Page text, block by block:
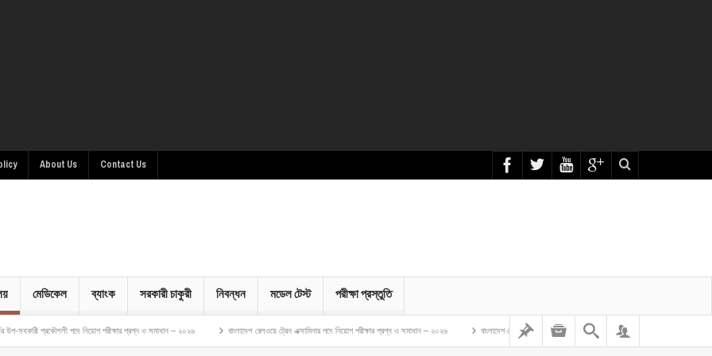
About Us Contact Us
মেডিকেল ব্যাংক সরকারী চাকুরী নিবন্ধন মডেল টেস্ট পরীক্ষা প্রস্তুতি
পদে নিয়োগ পরীক্ষার প্রশ্ন ও সমাধান – ২০২৬ বাংলাদেশ রেলওয়ে ট্রেন এক্সামিনার পদে নিয়োগ পরীক্ষার প্রশ্ন ও সমাধান – ২০২৬ বাংলাদেশ গম ও ভুট্টা গবেষণা ইনস্টিটিউট এর অফিস সহকারী কাম কম্পিউটার মুদ্রাক্ষরিক নিয়োগ লিখিত